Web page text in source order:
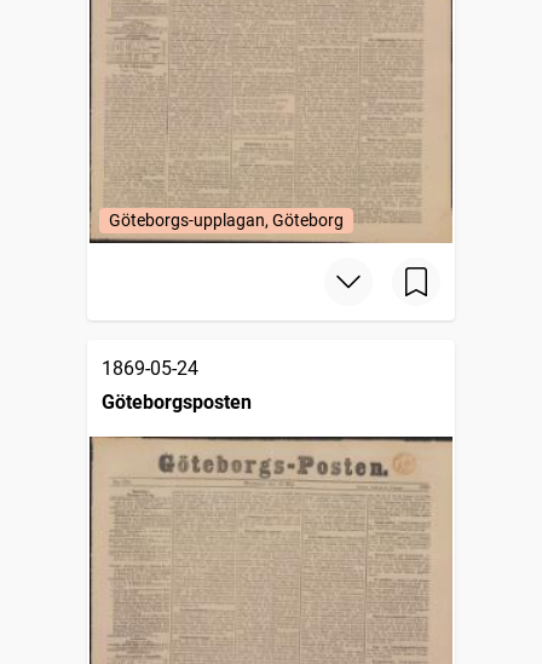
Göteborgs-upplagan, Göteborg
1869-05-24
Göteborgsposten